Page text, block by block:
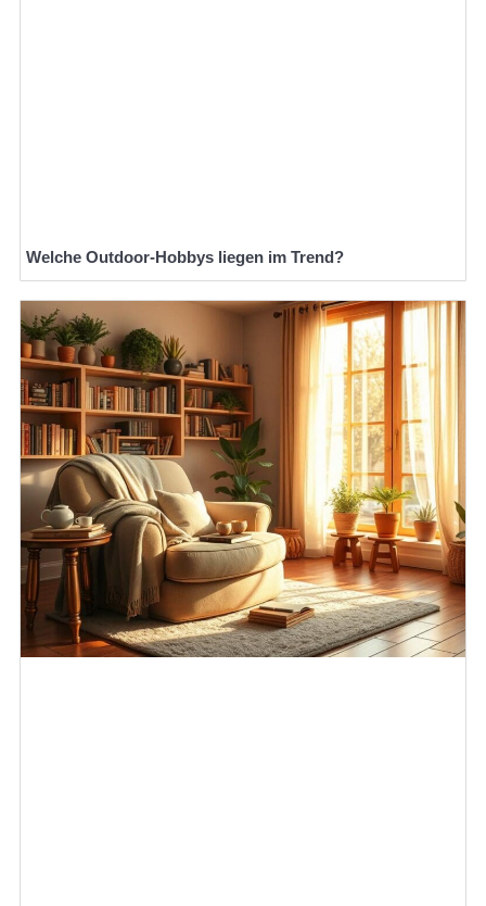
Welche Outdoor-Hobbys liegen im Trend?